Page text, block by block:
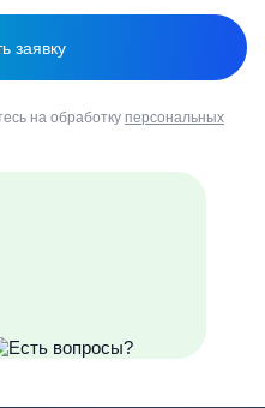
на обработку персональных